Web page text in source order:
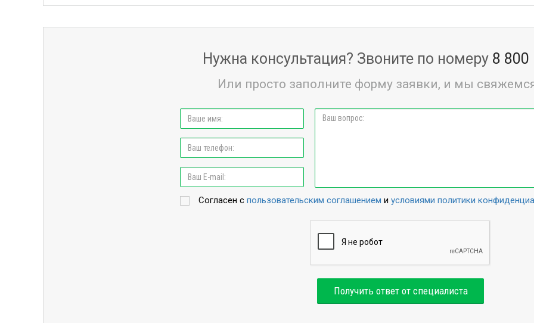
Нужна консультация? Звоните по номеру 8 800
Или просто заполните форму заявки, и мы
Согласен с пользовательским соглашением и условиями политики
Получить ответ от специалиста